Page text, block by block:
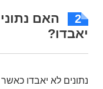
2
האם
יאבדו?
נתונים לא יאבדו